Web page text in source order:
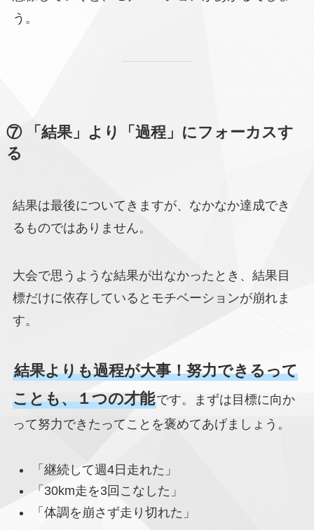
う。
⑦ 「結果」より「過程」にフォーカスす
る
結果は最後についてきますが、なかなか達成でき
るものではありません。
大会で思うような結果が出なかったとき、結果目
標だけに依存しているとモチベーションが崩れま
す。
結果よりも過程が大事！努力できるって
ことも、１つの才能です。まずは目標に向か
って努力できたってことを褒めてあげましょう。
「継続して週4日走れた」
「30km走を3回こなした」
「体調を崩さず走り切れた」